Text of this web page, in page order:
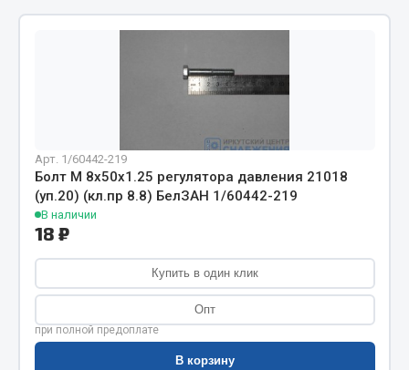
Автомобильный инструмент
Измерительный инструмент
Крепежный инструмент
Режущий инструмент
Слесарный инструмент
Столярный инструмент
Показать ещё
Арт. 1/60442-219
Болт М 8х50х1.25 регулятора давления 21018
(уп.20) (кл.пр 8.8) БелЗАН 1/60442-219
В наличии
18 ₽
Купить в один клик
Опт
при полной предоплате
В корзину